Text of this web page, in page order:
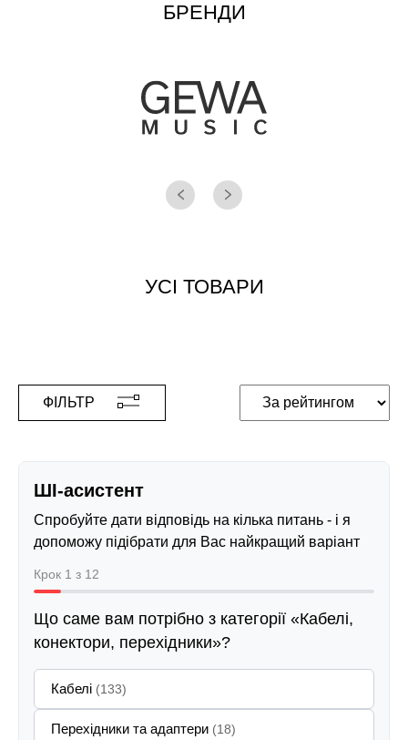
БРЕНДИ
УСІ ТОВАРИ
ФІЛЬТР
ШІ-асистент
Спробуйте дати відповідь на кілька питань - і я
допоможу підібрати для Вас найкращий варіант
Крок 1 з 12
Що саме вам потрібно з категорії «Кабелі,
конектори, перехідники»?
Кабелі (133)
Перехідники та адаптери (18)